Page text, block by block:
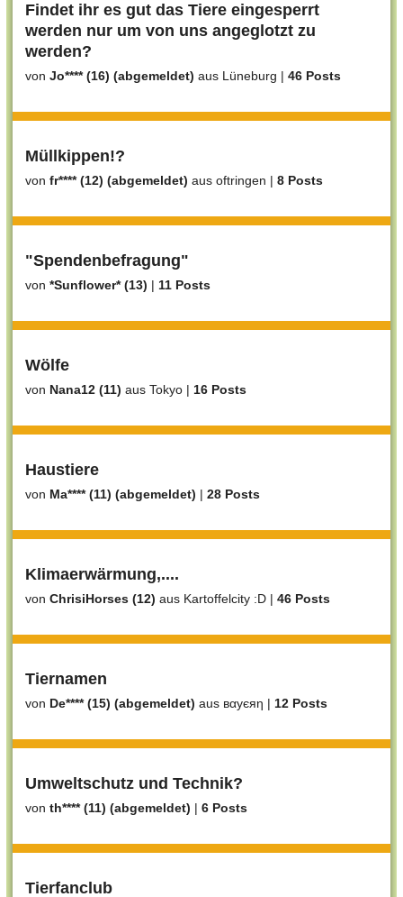
Findet ihr es gut das Tiere eingesperrt
werden nur um von uns angeglotzt zu
werden?
von Jo**** (16) (abgemeldet) aus Lüneburg | 46 Posts
Müllkippen!?
von fr**** (12) (abgemeldet) aus oftringen | 8 Posts
"Spendenbefragung"
von *Sunflower* (13) | 11 Posts
Wölfe
von Nana12 (11) aus Tokyo | 16 Posts
Haustiere
von Ma**** (11) (abgemeldet) | 28 Posts
Klimaerwärmung,....
von ChrisiHorses (12) aus Kartoffelcity :D | 46 Posts
Tiernamen
von De**** (15) (abgemeldet) aus вαуєяη | 12 Posts
Umweltschutz und Technik?
von th**** (11) (abgemeldet) | 6 Posts
Tierfanclub